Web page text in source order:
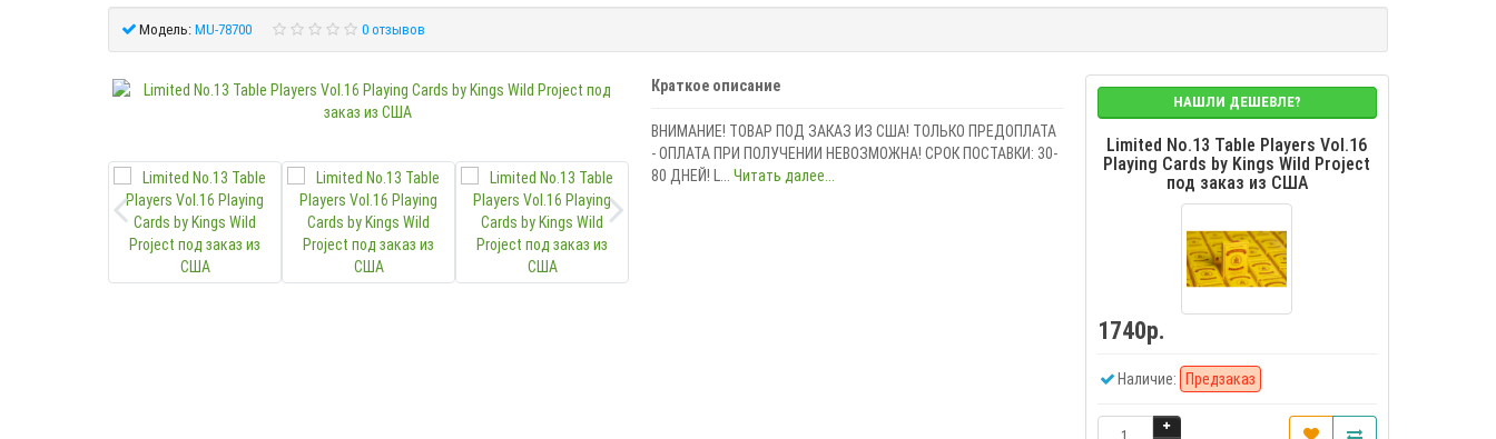
Модель: MU-78700 0 отзывов
Краткое описание
ВНИМАНИЕ! ТОВАР ПОД ЗАКАЗ ИЗ США! ТОЛЬКО ПРЕДОПЛАТА
- ОПЛАТА ПРИ ПОЛУЧЕНИИ НЕВОЗМОЖНА! СРОК ПОСТАВКИ: 30-
80 ДНЕЙ! L... Читать далее...
НАШЛИ ДЕШЕВЛЕ?
Limited No.13 Table Players Vol.16
Playing Cards by Kings Wild Project
под заказ из США
1740р.
Наличие: Предзаказ